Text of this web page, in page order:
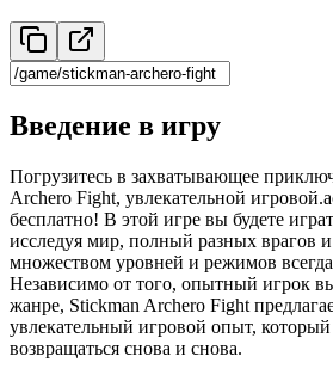
Введение в игру
Погрузитесь в захватывающее
Archero Fight, увлекательной
бесплатно! В этой игре вы будете
исследуя мир, полный разных врагов
множеством уровней и режимов
Независимо от того, опытный игрок
жанре, Stickman Archero Fight
увлекательный игровой опыт, который
возвращаться снова и снова.